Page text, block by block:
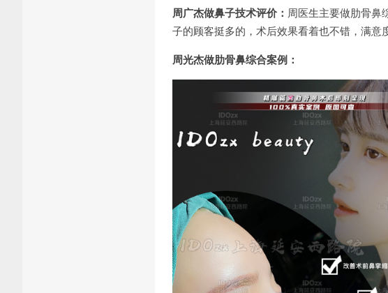
周广杰做鼻子技术评价： 周医生主要做肋骨鼻
子的顾客挺多的，术后效果看着也不错，满意
周光杰做肋骨鼻综合案例：